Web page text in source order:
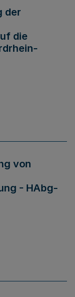
der
die
von
- HAbg-